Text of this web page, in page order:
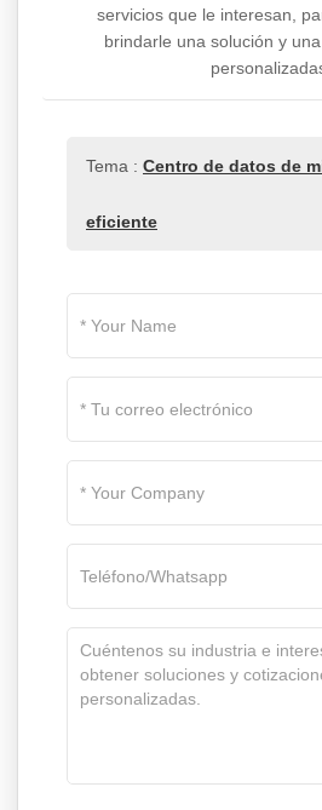
servicios que le interesan,
brindarle una solución y
Tema : Centro de datos de
eficiente